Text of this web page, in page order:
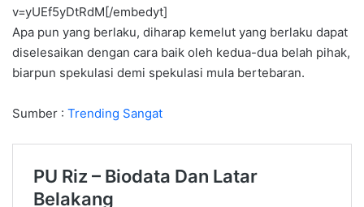
v=yUEf5yDtRdM[/embedyt]
Apa pun yang berlaku, diharap kemelut yang berlaku dapat
diselesaikan dengan cara baik oleh kedua-dua belah pihak,
biarpun spekulasi demi spekulasi mula bertebaran.
Sumber : Trending Sangat